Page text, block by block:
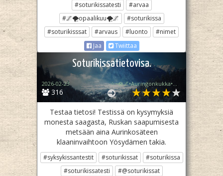
#soturikissatesti
#arvaa
#🌌🌪opaalikuu🌪🌌
#soturikissa
#soturikisssat
#arvaus #luonto
#nimet
Jaa
Twiittaa
Soturikissatietovisa.
316
2026-02-23 ☆~🪷🌌•Auringonkukka•🌠💧~☆
Testaa tietosi! Testissä on kysymyksiä
monesta saagasta, Ruskan saapumisesta
metsään aina Aurinkosäteen
klaaninvaihtoon Yösydämen takia.
#syksykissantestit #soturikissat
#soturikissa
#soturikissatesti
#@soturikissat